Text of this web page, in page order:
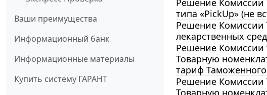
Ваши преимущества
Информационный банк
Информационные материалы
Купить систему ГАРАНТ
типа «PickUp» (не
Решение Комиссии
лекарственных
Решение Комиссии
Товарную
тариф
Решение Комиссии
Товарную